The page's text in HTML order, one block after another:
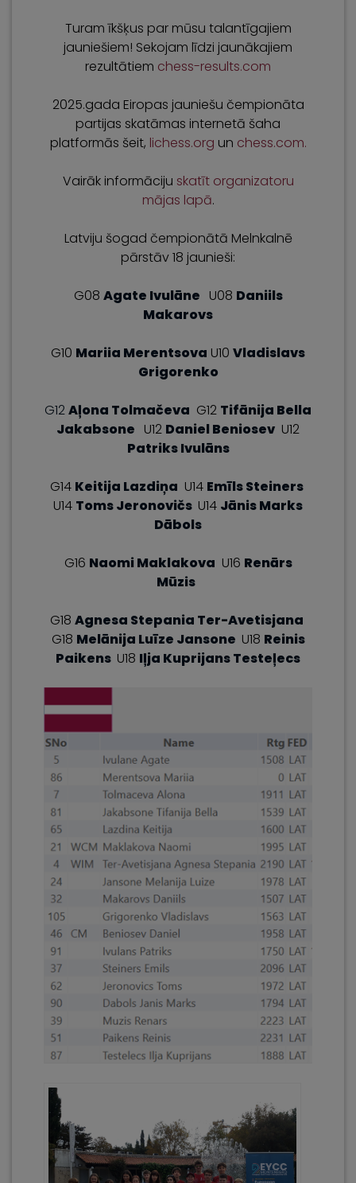
Turam īkšķus par mūsu talantīgajiem
jauniešiem! Sekojam līdzi jaunākajiem
rezultātiem chess-results.com
2025.gada Eiropas jauniešu čempionāta
partijas skatāmas internetā šaha
platformās šeit, lichess.org un chess.com.
Vairāk informāciju skatīt organizatoru
mājas lapā.
Latviju šogad čempionātā Melnkalnē
pārstāv 18 jaunieši:
G08 Agate Ivulāne U08 Daniils
Makarovs
G10 Mariia Merentsova U10 Vladislavs
Grigorenko
G12Aļona Tolmačeva G12 Tifānija Bella
Jakabsone U12 Daniel Beniosev U12
Patriks Ivulāns
G14 Keitija Lazdiņa U14 Emīls Steiners
U14 Toms Jeronovičs U14 Jānis Marks
Dābols
G16 Naomi Maklakova U16 Renārs
Mūzis
G18 Agnesa Stepania Ter-Avetisjana
G18 Melānija Luīze Jansone U18 Reinis
Paikens U18 Iļja Kuprijans Testeļecs